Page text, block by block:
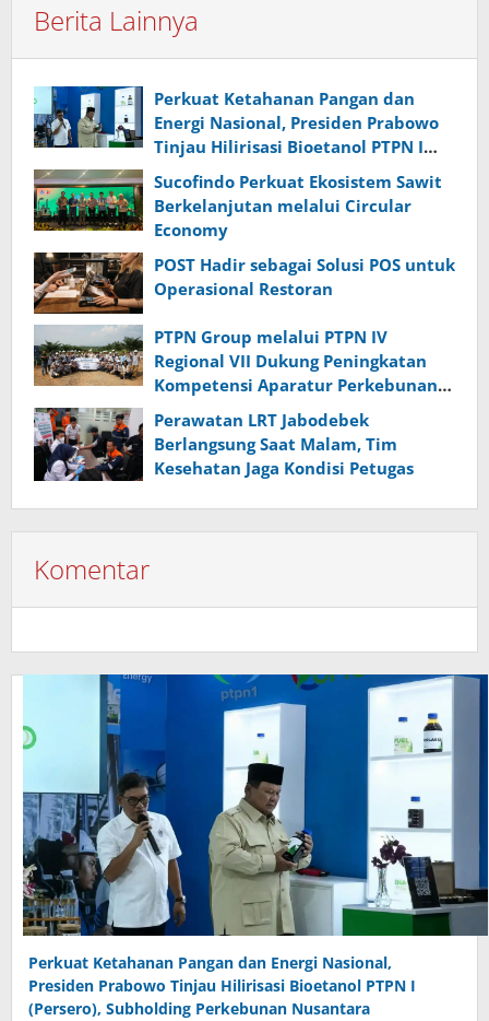
Berita Lainnya
Perkuat Ketahanan Pangan dan
Energi Nasional, Presiden Prabowo
Tinjau Hilirisasi Bioetanol PTPN I
(Persero), Subholding Perkebunan
Nusantara
Sucofindo Perkuat Ekosistem Sawit
Berkelanjutan melalui Circular
Economy
POST Hadir sebagai Solusi POS untuk
Operasional Restoran
PTPN Group melalui PTPN IV
Regional VII Dukung Peningkatan
Kompetensi Aparatur Perkebunan
Lewat Pelatihan Avenza Maps di
Way Kanan
Perawatan LRT Jabodebek
Berlangsung Saat Malam, Tim
Kesehatan Jaga Kondisi Petugas
Komentar
Perkuat Ketahanan Pangan dan Energi Nasional,
Presiden Prabowo Tinjau Hilirisasi Bioetanol PTPN I
(Persero), Subholding Perkebunan Nusantara